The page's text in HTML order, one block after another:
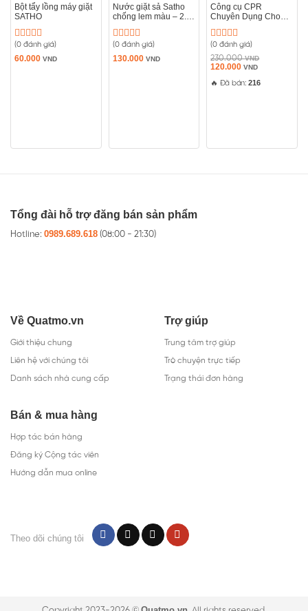
Bột tẩy lồng máy giặt
SATHO
Được
xếp
(0 đánh giá)
60.000 VND
Nước giặt sả Satho
chống lem màu – 2.4
Được
xếp
(0 đánh giá)
130.000 VND
Công cụ CPR
Chuyên Dụng Cho
Được
xếp
hạng
5
(0 đánh giá)
230.000VND
Giá
là:
120.000VNDGiá
tại
🔥 Đã bán:216
Tổng đài hỗ trợ đăng bán sản phẩm
Hotline: 0989.689.618 (08:00 - 21:30)
Về Quatmo.vn
Giới thiệu chung
Liên hệ với chúng tôi
Danh sách nhà cung cấp
Trợ giúp
Trung tâm trợ giúp
Trò chuyện trực tiếp
Trạng thái đơn hàng
Bán & mua hàng
Hợp tác bán hàng
Đăng ký Cộng tác viên
Hướng dẫn mua online
Theo dõi chúng tôi